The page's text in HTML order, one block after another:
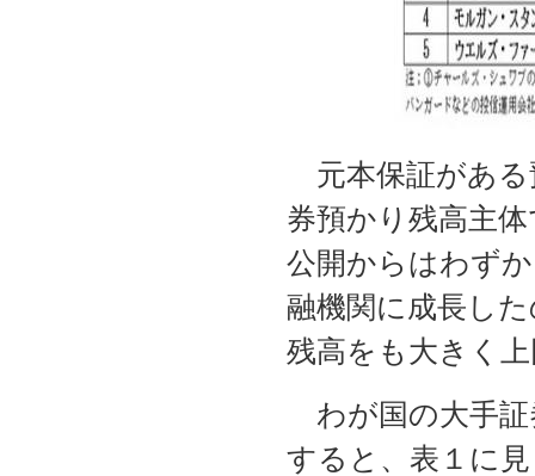
元本保証がある
券預かり残高主
公開からはわず
融機関に成長し
残高をも大きく
わが国の大手証
すると、表１に